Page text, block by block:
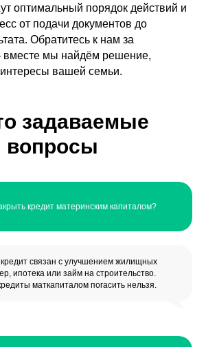
оптимальный порядок действий и
от подачи документов до
Обратитесь к нам за
вместе мы найдём решение,
вашей семьи.
задаваемые
вопросы
кредит материнским капиталом?
связан с улучшением жилищных
ипотека или займ на строительство.
маткапиталом погасить нельзя.